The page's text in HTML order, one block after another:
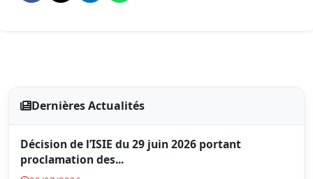
Dernières Actualités
Décision de l’ISIE du 29 juin 2026 portant
proclamation des...